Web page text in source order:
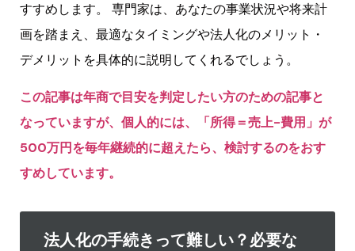
すすめします。 専門家は、あなたの事業状況や将来計
画を踏まえ、最適なタイミングや法人化のメリット・
デメリットを具体的に説明してくれるでしょう。
この記事は年商で目安を判定したい方のための記事と
なっていますが、個人的には、「所得＝売上-費用」が
500万円を毎年継続的に超えたら、検討するのをおす
すめしています。
法人化の手続きって難しい？必要な